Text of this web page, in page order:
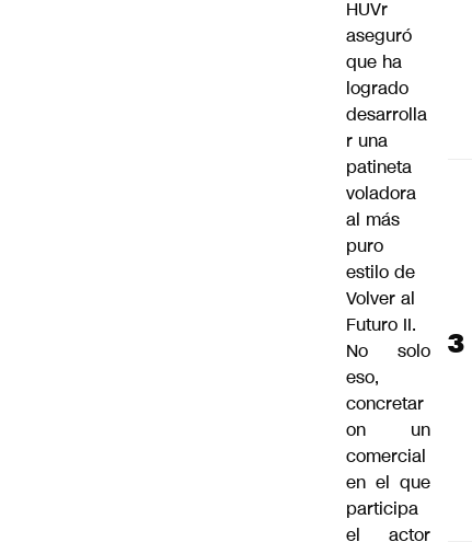
HUVr
aseguró
que ha
logrado
desarrolla
r una
patineta
voladora
al más
puro
estilo de
Volver al
Futuro II.
No solo
eso,
concretar
on un
comercial
en el que
participa
el actor